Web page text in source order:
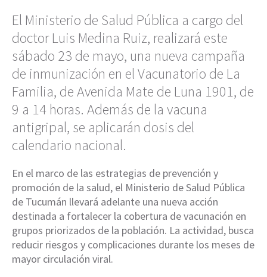
El Ministerio de Salud Pública a cargo del
doctor Luis Medina Ruiz, realizará este
sábado 23 de mayo, una nueva campaña
de inmunización en el Vacunatorio de La
Familia, de Avenida Mate de Luna 1901, de
9 a 14 horas. Además de la vacuna
antigripal, se aplicarán dosis del
calendario nacional.
En el marco de las estrategias de prevención y
promoción de la salud, el Ministerio de Salud Pública
de Tucumán llevará adelante una nueva acción
destinada a fortalecer la cobertura de vacunación en
grupos priorizados de la población. La actividad, busca
reducir riesgos y complicaciones durante los meses de
mayor circulación viral.